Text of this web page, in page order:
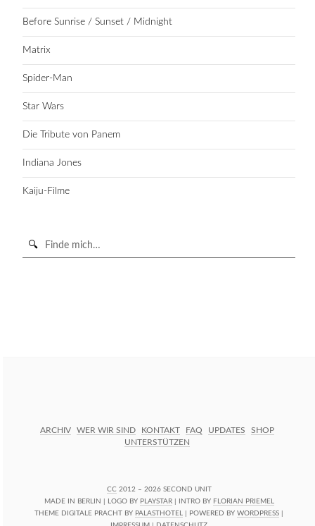
Before Sunrise / Sunset / Midnight
Matrix
Spider-Man
Star Wars
Die Tribute von Panem
Indiana Jones
Kaiju-Filme
Suche
ARCHIV WER WIR SIND KONTAKT FAQ UPDATES
SHOP
UNTERSTÜTZEN
CC 2012 – 2026 SECOND UNIT
MADE IN BERLIN | LOGO BY PLAYSTAR| INTRO BY FLORIAN PRIEMEL
THEME DIGITALE PRACHT BY PALASTHOTEL | POWERED BY WORDPRESS